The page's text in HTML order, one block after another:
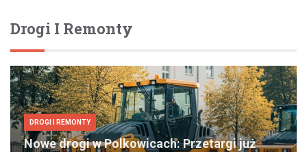
Drogi I Remonty
DROGI I REMONTY
Nowe drogi w Polkowicach: Przetargi już